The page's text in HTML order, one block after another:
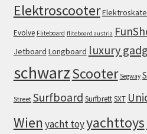
Elektroscooter
Evolve Fliteboard fliteboard austria
Jetboard Longboard luxury
schwarzScooter Segway
Street Surfboard SurfbrettSXT
Wien yacht toyyachttoys